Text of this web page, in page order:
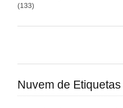
(133)
Nuvem de Etiquetas